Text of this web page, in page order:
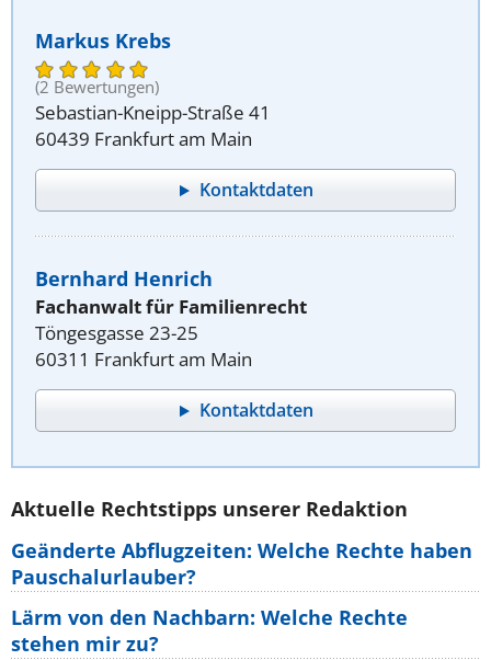
Markus Krebs
(2 Bewertungen)
Sebastian-Kneipp-Straße 41
60439 Frankfurt am Main
Kontaktdaten
Bernhard Henrich
Fachanwalt für Familienrecht
Töngesgasse 23-25
60311 Frankfurt am Main
Kontaktdaten
Aktuelle Rechtstipps unserer Redaktion
Geänderte Abflugzeiten: Welche Rechte haben
Pauschalurlauber?
Lärm von den Nachbarn: Welche Rechte
stehen mir zu?